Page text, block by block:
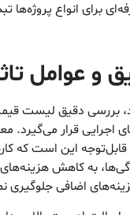
برای انواع پروژه‌ها
عوامل
بررسی دقیق لیست
قرار می‌گیرد.
این است که
به کاهش
اضافی جلوگیری